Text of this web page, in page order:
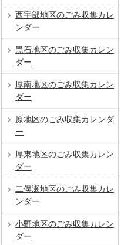
西宇部地区のごみ収集カレ
ンダー
黒石地区のごみ収集カレン
ダー
厚南地区のごみ収集カレン
ダー
原地区のごみ収集カレンダ
ー
厚東地区のごみ収集カレン
ダー
二俣瀬地区のごみ収集カレ
ンダー
小野地区のごみ収集カレン
ダー